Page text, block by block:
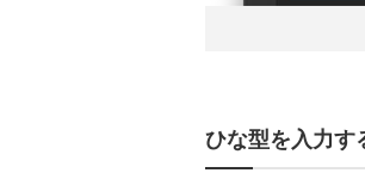
ひな型を入力す